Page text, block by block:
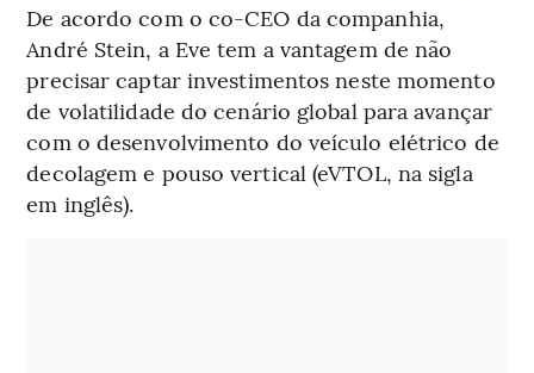
De acordo com o co-CEO da companhia,
André Stein, a Eve tem a vantagem de não
precisar captar investimentos neste momento
de volatilidade do cenário global para avançar
com o desenvolvimento do veículo elétrico de
decolagem e pouso vertical (eVTOL, na sigla
em inglês).